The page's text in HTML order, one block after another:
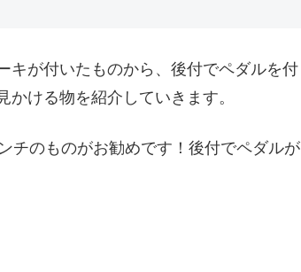
キが付いたものから、後付でペダルを付
ける物を紹介していきます。
チのものがお勧めです！後付でペダルが